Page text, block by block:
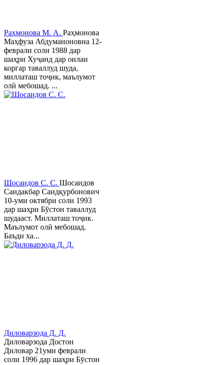
Раҳмонова М. А. Раҳмонова
Маҳфуза Абдуманоновна 12-
феврали соли 1988 дар
шаҳри Хуҷанд дар оилаи
коргар таваллуд шуда,
миллаташ тоҷик, маълумот
олӣ мебошад. ...
Шосаидов С. С. Шосаидов
Саидакбар Саидқурбонович
10-уми октябри соли 1993
дар шаҳри Бўстон таваллуд
шудааст. Миллаташ тоҷик.
Маълумот олӣ мебошад.
Баъди ха...
Диловарзода Д. Д.
Диловарзода Достон
Диловар 21уми феврали
соли 1996 дар шаҳри Бӯстон